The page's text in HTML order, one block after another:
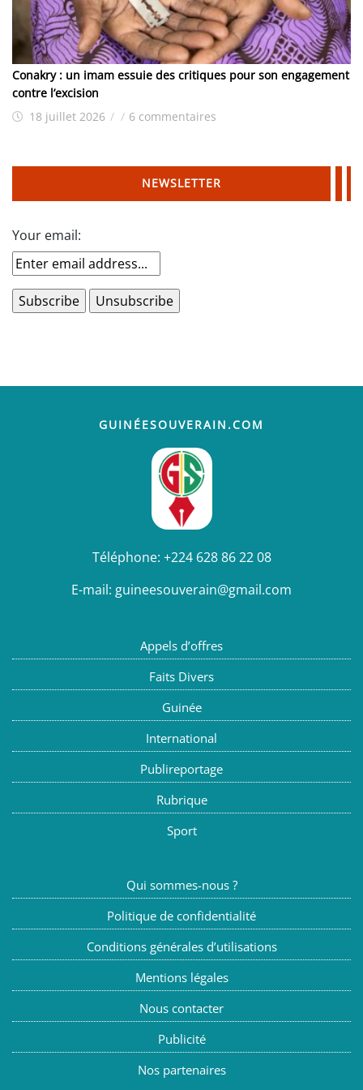
Conakry : un imam essuie des critiques pour son engagement
contre l’excision
18 juillet 2026 / / 6 commentaires
NEWSLETTER
Your email:
GUINÉESOUVERAIN.COM
Téléphone: +224 628 86 22 08
E-mail: guineesouverain@gmail.com
Appels d’offres
Faits Divers
Guinée
International
Publireportage
Rubrique
Sport
Qui sommes-nous ?
Politique de confidentialité
Conditions générales d’utilisations
Mentions légales
Nous contacter
Publicité
Nos partenaires